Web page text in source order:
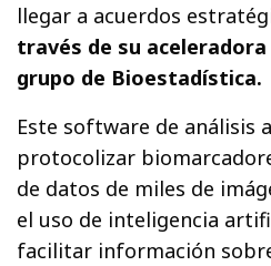
llegar a acuerdos
través de su
grupo de Bioestadística.
Este software de análisis
protocolizar
de datos de miles de
el uso de inteligencia
facilitar información